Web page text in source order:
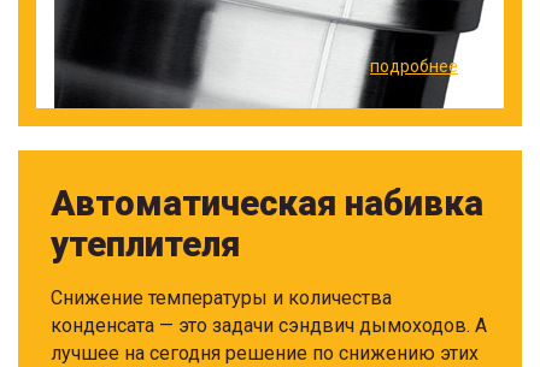
подробнее
Автоматическая набивка
утеплителя
Снижение температуры и количества
конденсата — это задачи сэндвич дымоходов. А
лучшее на сегодня решение по снижению этих